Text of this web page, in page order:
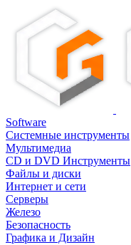
Software
Системные инструменты
Мультимедиа
CD и DVD Инструменты
Файлы и диски
Интернет и сети
Серверы
Железо
Безопасность
Графика и Дизайн